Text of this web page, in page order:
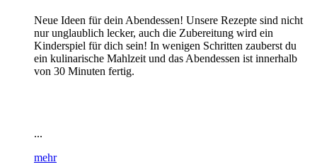
Neue Ideen für dein Abendessen! Unsere Rezepte sind nicht
nur unglaublich lecker, auch die Zubereitung wird ein
Kinderspiel für dich sein! In wenigen Schritten zauberst du
ein kulinarische Mahlzeit und das Abendessen ist innerhalb
von 30 Minuten fertig.
...
mehr